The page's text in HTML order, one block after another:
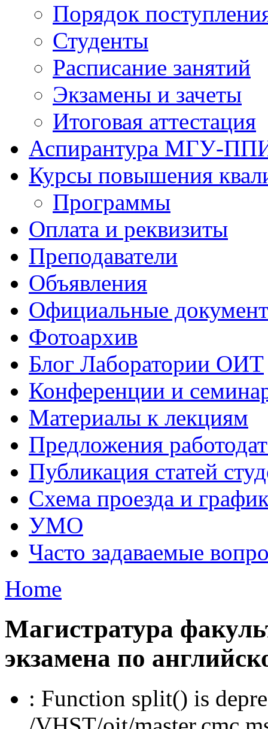
Порядок
Студенты
Расписание занятий
Экзамены и зачеты
Итоговая аттестация
Аспирантура МГУ-
Курсы повышения
Программы
Оплата и реквизиты
Преподаватели
Объявления
Официальные
Фотоархив
Блог Лаборатории ОИТ
Конференции и
Материалы к лекциям
Предложения
Публикация статей
Схема проезда и
УМО
Часто задаваемые
Home
Магистратура
экзамена по
: Function split() is